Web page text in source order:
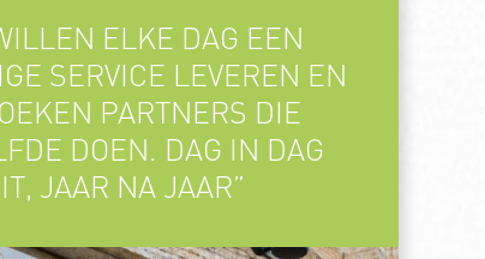
ELKE DAG EEN
SERVICE LEVEREN EN
PARTNERS DIE
DOEN. DAG IN DAG
JAAR NA JAAR”